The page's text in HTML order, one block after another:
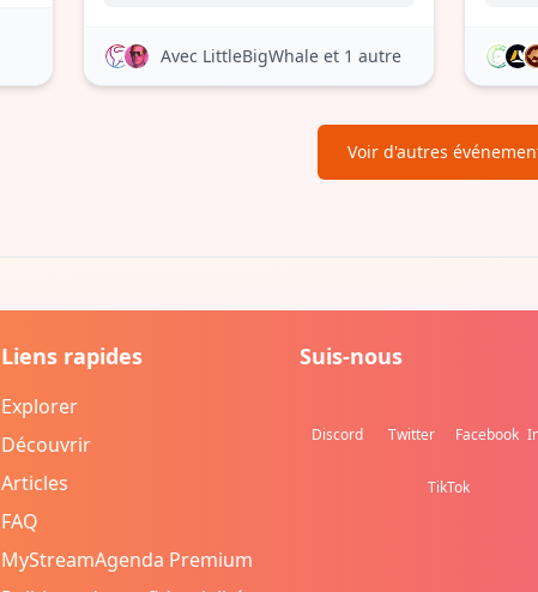
Avec LittleBigWhale et 1 autre
Voir d'autres
Liens rapides
Explorer
Découvrir
Articles
FAQ
MyStreamAgenda Premium
Suis-nous
Discord Twitter Facebook
TikTok